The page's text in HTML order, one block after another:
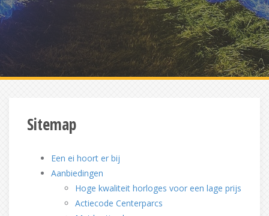
Sitemap
Een ei hoort er bij
Aanbiedingen
Hoge kwaliteit horloges voor een lage prijs
Actiecode Centerparcs